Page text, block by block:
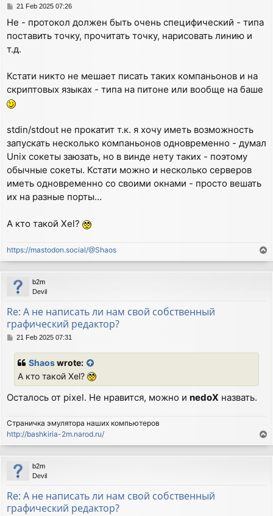
P
s
t
21 Feb 2025 07:26
Не - протокол должен быть очень специфический - типа
поставить точку, прочитать точку, нарисовать линию и
т.д.
Кстати никто не мешает писать таких компаньонов и на
скриптовых языках - типа на питоне или вообще на баше
stdin/stdout не прокатит т.к. я хочу иметь возможность
запускать несколько компаньонов одновременно - думал
Unix сокеты заюзать, но в винде нету таких - поэтому
обычные сокеты. Кстати можно и несколько серверов
иметь одновременно со своими окнами - просто вешать
их на разные порты…
А кто такой Xel?
https://mastodon.social/@Shaos
o
p
b2m
Devil
Re: А не написать ли нам свой собственный
графический редактор?
P21 Feb 2025 07:31
Shaoswrote:
А кто такой Xel?
Осталось от pixel. Не нравится, можно и nedoX назвать.
Страничка эмулятора наших компьютеров
http://bashkiria-2m.narod.ru/
o
p
b2m
Devil
Re: А не написать ли нам свой собственный
графический редактор?